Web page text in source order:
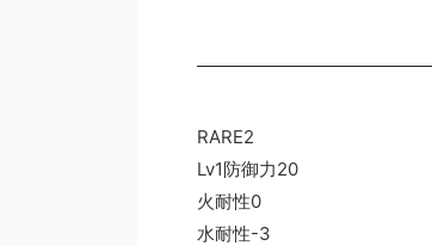
RARE2
Lv1防御力20
火耐性0
水耐性-3